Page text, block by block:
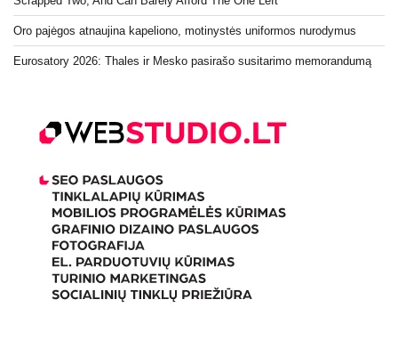
Oro pajėgos atnaujina kapeliono, motinystės uniformos nurodymus
Eurosatory 2026: Thales ir Mesko pasirašo susitarimo memorandumą